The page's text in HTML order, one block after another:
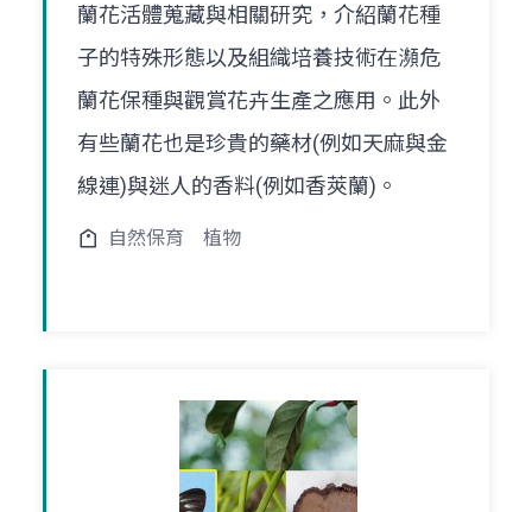
蘭花活體蒐藏與相關研究，介紹蘭花種
子的特殊形態以及組織培養技術在瀕危
蘭花保種與觀賞花卉生產之應用。此外
有些蘭花也是珍貴的藥材(例如天麻與金
線連)與迷人的香料(例如香莢蘭)。
自然保育 植物